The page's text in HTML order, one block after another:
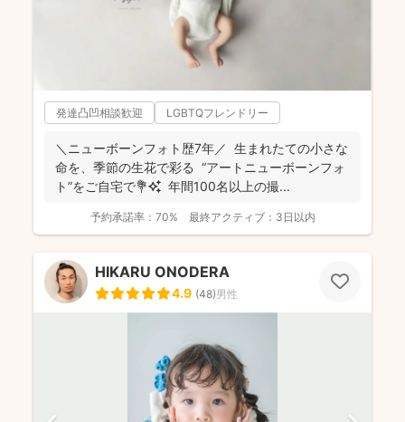
発達凸凹相談歓迎 LGBTQフレンドリー
＼ニューボーンフォト歴7年／ 生まれたての小さな
命を、季節の生花で彩る “アートニューボーンフォ
ト”をご自宅で💐✨ 年間100名以上の撮...
予約承諾率： 70% 最終アクティブ： 3日以内
HIKARU ONODERA
4.9 (48)男性